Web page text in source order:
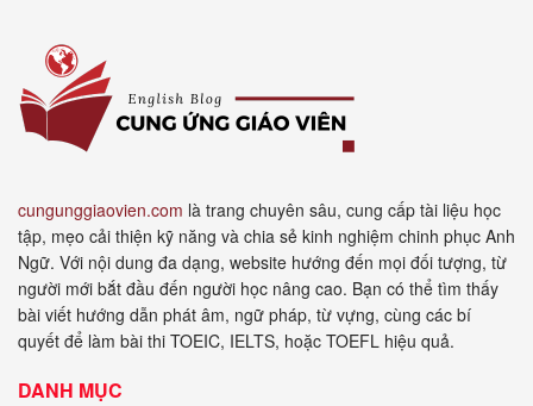
cungunggiaovien.com là trang chuyên sâu, cung cấp tài liệu học
tập, mẹo cải thiện kỹ năng và chia sẻ kinh nghiệm chinh phục Anh
Ngữ. Với nội dung đa dạng, website hướng đến mọi đối tượng, từ
người mới bắt đầu đến người học nâng cao. Bạn có thể tìm thấy
bài viết hướng dẫn phát âm, ngữ pháp, từ vựng, cùng các bí
quyết để làm bài thi TOEIC, IELTS, hoặc TOEFL hiệu quả.
DANH MỤC